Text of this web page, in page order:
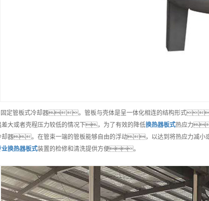
固定管板式冷却器。管板与壳体是呈一体化相连的结构形式
差大或者壳程压力较低的情况下，为了有效的降低换热器板式热应力
却器。在管束一端的管板能够自由的浮动，以达到将热应力减
业换热器板式装置的检修和清洗提供方便。